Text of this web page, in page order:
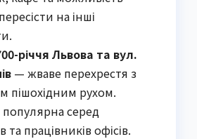
на інші
річчя Львова та вул.
— жваве перехрестя з
пішохідним рухом.
серед
та працівників офісів.